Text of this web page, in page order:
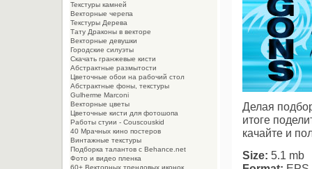
Делая
итоге
качайте и
Size: 5.1 mb
Текстуры камней
Векторные черепа
Текстуры Дерева
Тату Драконы в векторе
Векторные девушки
Городские силуэты
Скачать гранжевые кисти
Абстрактные размытости
Цветочные обои на рабочий стол
Абстрактные фоны, текстуры
Gulherme Marconi
Векторные цветы
Цветочные кисти для фотошопа
Работы стуии - Couscouskid
40 Мрачных кино постеров
Винтажные текстуры
Подборка талантов с Behance.net
Фото и видео пленка